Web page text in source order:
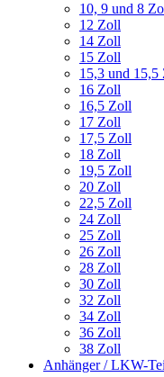
10, 9 und 8
12 Zoll
14 Zoll
15 Zoll
15,3 und 15,5
16 Zoll
16,5 Zoll
17 Zoll
17,5 Zoll
18 Zoll
19,5 Zoll
20 Zoll
22,5 Zoll
24 Zoll
25 Zoll
26 Zoll
28 Zoll
30 Zoll
32 Zoll
34 Zoll
36 Zoll
38 Zoll
Anhänger / LKW-